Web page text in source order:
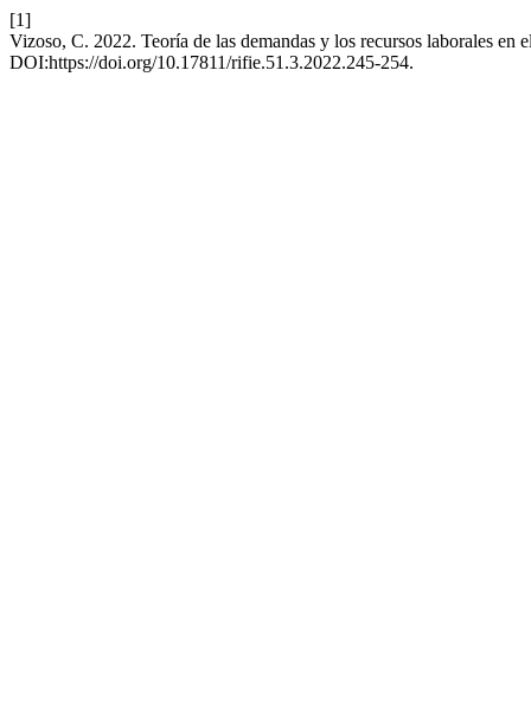
[1]
Vizoso, C. 2022. Teoría de las demandas y los recursos laborales en
DOI:https://doi.org/10.17811/rifie.51.3.2022.245-254.